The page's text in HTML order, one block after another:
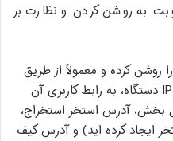
به روشن کردن و نظارت بر
را روشن کرده و معمولاً از طریق
مرورگر وب و وارد کردن آدرس IP دستگاه، به رابط کاربری آن
بخش، آدرس استخر استخراج،
ایجاد کرده اید) و آدرس کیف